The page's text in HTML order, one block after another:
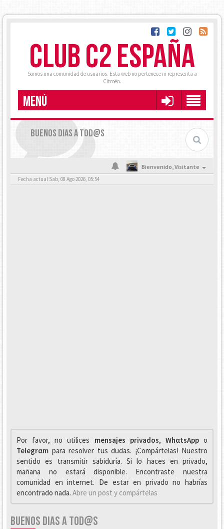
CLUB C2 ESPAÑA
Somos una comunidad de usuarios. Esta web no pertenece ni representa a
Citroën.
MENÚ
BUENOS DIAS A TOD@S
Bienvenido,Visitante
Fecha actual Sab, 08 Ago 2026, 05:54
Por favor, no utilices mensajes privados, WhαtsAppo
Telegrαm para resolver tus dudas. ¡Compártelas! Nuestro
sentido es transmitir sabiduría. Si lo haces en privado,
mañana no estará disponible. Encontraste nuestra
comunidad en internet. De estar en privado no habrías
encontrado nada. Abre un post y compártelas
BUENOS DIAS A TOD@S